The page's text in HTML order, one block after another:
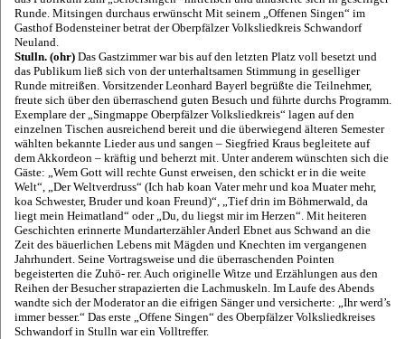
Runde. Mitsingen durchaus erwünscht Mit seinem „Offenen Singen“ im
Gasthof Bodensteiner betrat der Oberpfälzer Volksliedkreis Schwandorf
Neuland.
Stulln. (ohr) Das Gastzimmer war bis auf den letzten Platz voll besetzt und
das Publikum ließ sich von der unterhaltsamen Stimmung in geselliger
Runde mitreißen. Vorsitzender Leonhard Bayerl begrüßte die Teilnehmer,
freute sich über den überraschend guten Besuch und führte durchs Programm.
Exemplare der „Singmappe Oberpfälzer Volksliedkreis“ lagen auf den
einzelnen Tischen ausreichend bereit und die überwiegend älteren Semester
wählten bekannte Lieder aus und sangen – Siegfried Kraus begleitete auf
dem Akkordeon – kräftig und beherzt mit. Unter anderem wünschten sich die
Gäste: „Wem Gott will rechte Gunst erweisen, den schickt er in die weite
Welt“, „Der Weltverdruss“ (Ich hab koan Vater mehr und koa Muater mehr,
koa Schwester, Bruder und koan Freund)“, „Tief drin im Böhmerwald, da
liegt mein Heimatland“ oder „Du, du liegst mir im Herzen“. Mit heiteren
Geschichten erinnerte Mundarterzähler Anderl Ebnet aus Schwand an die
Zeit des bäuerlichen Lebens mit Mägden und Knechten im vergangenen
Jahrhundert. Seine Vortragsweise und die überraschenden Pointen
begeisterten die Zuhö- rer. Auch originelle Witze und Erzählungen aus den
Reihen der Besucher strapazierten die Lachmuskeln. Im Laufe des Abends
wandte sich der Moderator an die eifrigen Sänger und versicherte: „Ihr werd’s
immer besser.“ Das erste „Offene Singen“ des Oberpfälzer Volksliedkreises
Schwandorf in Stulln war ein Volltreffer.